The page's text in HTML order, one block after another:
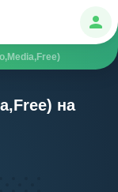
на